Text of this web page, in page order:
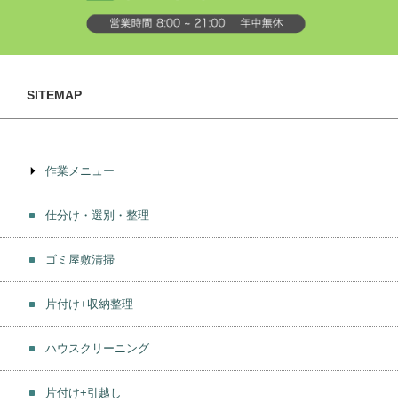
SITEMAP
作業メニュー
仕分け・選別・整理
ゴミ屋敷清掃
片付け+収納整理
ハウスクリーニング
片付け+引越し